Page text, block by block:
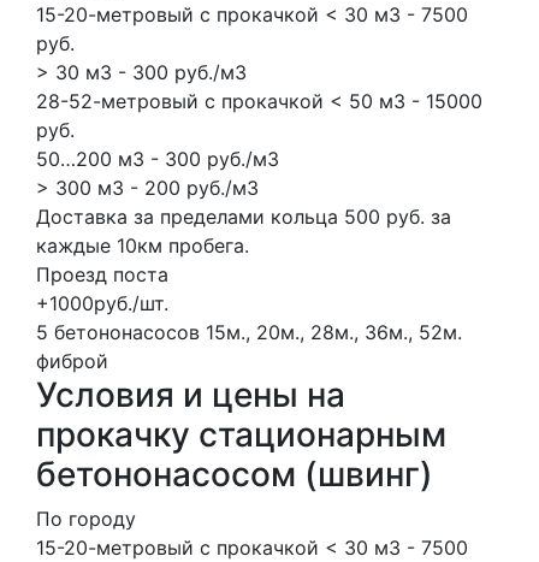
15-20-метровый с прокачкой < 30 м3 - 7500
руб.
> 30 м3 - 300 руб./м3
28-52-метровый с прокачкой < 50 м3 - 15000
руб.
50…200 м3 - 300 руб./м3
> 300 м3 - 200 руб./м3
Доставка за пределами кольца 500 руб. за
каждые 10км пробега.
Проезд поста
+1000руб./шт.
5 бетононасосов 15м., 20м., 28м., 36м., 52м.
фиброй
Условия и цены на
прокачку стационарным
бетононасосом (швинг)
По городу
15-20-метровый с прокачкой < 30 м3 - 7500